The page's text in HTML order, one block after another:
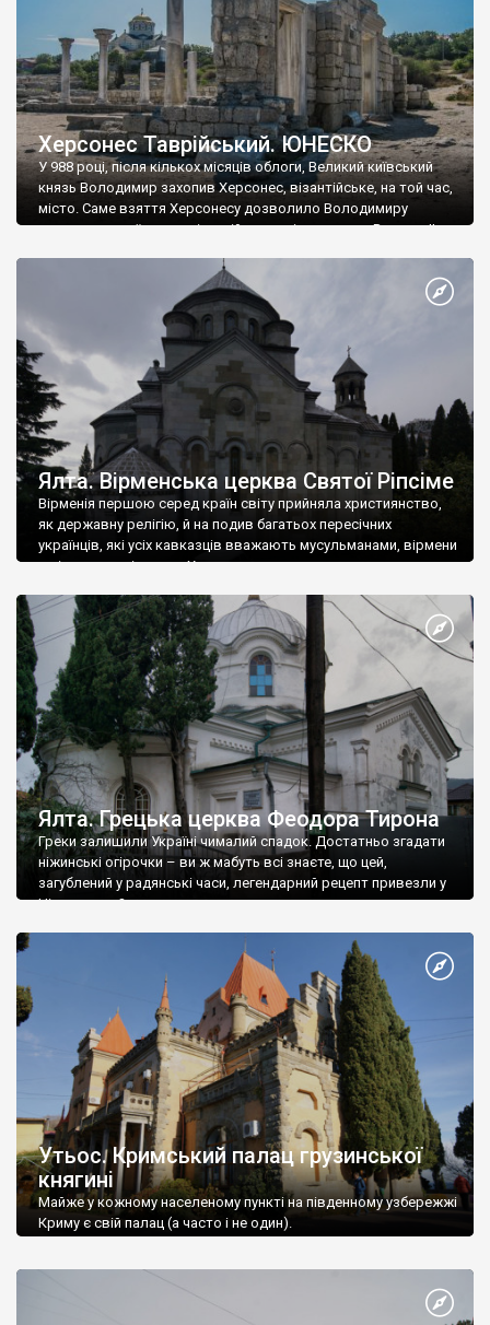
Херсонес Таврійський. ЮНЕСКО
У 988 році, після кількох місяців облоги, Великий київський
князь Володимир захопив Херсонес, візантійське, на той час,
місто. Саме взяття Херсонесу дозволило Володимиру
диктувати свої умови візантійському імператору Василю ІІ, та
Херсонесі Володимир-язичник, став Василем-християнином.
А потім було Хрещення Русі. На честь Херсонесу Таврійського
Ялта. Вірменська церква Святої Ріпсіме
Вірменія першою серед країн світу прийняла християнство,
як державну релігію, й на подив багатьох пересічних
українців, які усіх кавказців вважають мусульманами, вірмени
є відданими вірянами Христа
Ялта. Грецька церква Феодора Тирона
Греки залишили Україні чималий спадок. Достатньо згадати
ніжинські огірочки – ви ж мабуть всі знаєте, що цей,
загублений у радянські часи, легендарний рецепт привезли у
Ніжин греки?
Утьос. Кримський палац грузинської
княгині
Майже у кожному населеному пункті на південному узбережжі
Криму є свій палац (а часто і не один).